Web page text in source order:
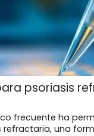
psoriasis
frecuente ha
una